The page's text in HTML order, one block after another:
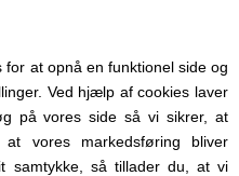
at opnå en funktionel side og
Ved hjælp af cookies laver
på vores side så vi sikrer, at
vores markedsføring bliver
samtykke, så tillader du, at vi
med